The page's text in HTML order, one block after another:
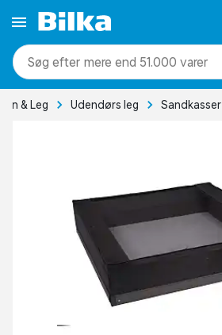
mere end 51.000 varer
& Leg Udendørs leg Sandkasser